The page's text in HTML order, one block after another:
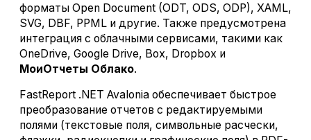
форматы Open Document (ODT, ODS, ODP), XAML,
SVG, DBF, PPML и другие. Также предусмотрена
интеграция с облачными сервисами, такими как
OneDrive, Google Drive, Box, Dropbox и
МоиОтчеты Облако.
FastReport .NET Avalonia обеспечивает быстрое
преобразование отчетов с редактируемыми
полями (текстовые поля, символьные расчески,